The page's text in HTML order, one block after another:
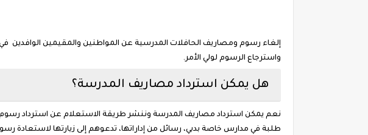
إلغاء رسوم ومصاريف الحافلات المدرسية عن المواطنين والمقيمين الوافدين
واسترجاع الرسوم لولي الأمر.
هل يمكن استرداد مصاريف المدرسة؟
طلبة في مدارس خاصة بدبي، رسائل من إداراتها، تدعوهم إلى زيارتها